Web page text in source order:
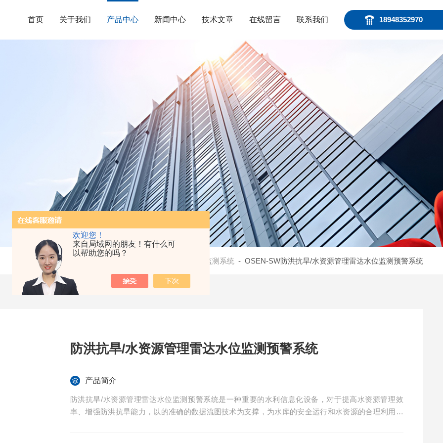
欢迎您！
来自局域网的朋友！有什么可
以帮助您的吗？
18948352970
首页 关于我们 产品中心 新闻中心 技术文章 在线留言 联系我们
当前位置： 水位监测系统 - OSEN-SW防洪抗旱/水资源管理雷达水位监测预警系统
防洪抗旱/水资源管理雷达水位监测预警系统
产品简介
防洪抗旱/水资源管理雷达水位监测预警系统是一种重要的水利信息化设备，对于提高水资源管理效
率、增强防洪抗旱能力，以的准确的数据流图技术为支撑，为水库的安全运行和水资源的合理利用提